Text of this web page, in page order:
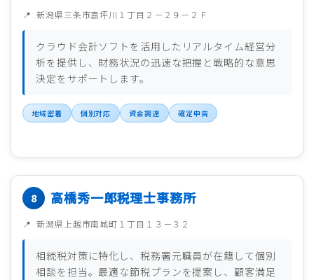
新潟県三条市嘉坪川１丁目２－２９－２Ｆ
クラウド会計ソフトを活用したリアルタイム経営分
析を提供し、財務状況の迅速な把握と戦略的な意思
決定をサポートします。
地域密着 個別対応 資金調達 確定申告
高橋秀一郎税理士事務所
新潟県上越市南城町１丁目１３－３２
相続税対策に特化し、税務署元職員が在籍して個別
相談を担当。最適な節税プランを提案し、顧客満足